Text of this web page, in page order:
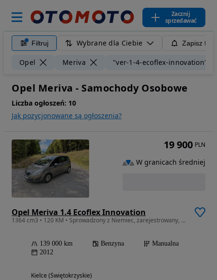
Zacznij
sprzedawać
Filtruj Wybrane dla Ciebie Zapisz
Opel Meriva "ver-1-4-ecoflex-innovation"
Opel Meriva - Samochody Osobowe
Liczba ogłoszeń: 10
Jak pozycjonowane są ogłoszenia?
Opel Meriva 1.4 Ecoflex Innovation
1364 cm3 • 120 KM • Sprowadzony z Niemiec, zarejestrowany, niski przebieg
139 000 km Benzyna
Manualna
2012
Kielce (Świętokrzyskie)
19 900 PLN
W granicach średniej